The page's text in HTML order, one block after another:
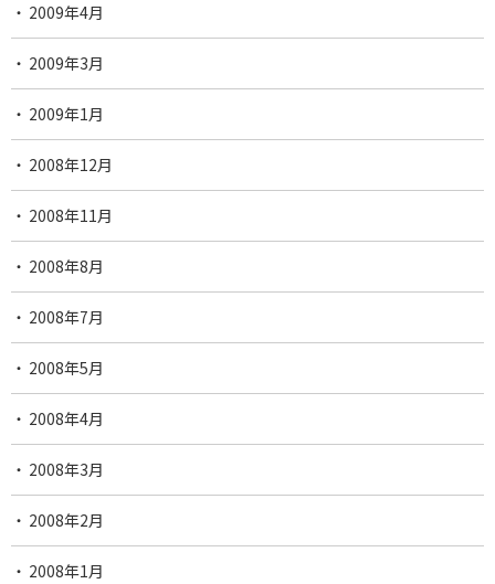
2009年4月
2009年3月
2009年1月
2008年12月
2008年11月
2008年8月
2008年7月
2008年5月
2008年4月
2008年3月
2008年2月
2008年1月